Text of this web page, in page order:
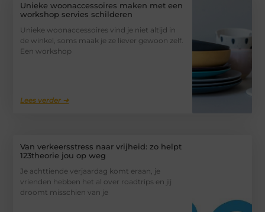
Unieke woonaccessoires maken met een
workshop servies schilderen
Unieke woonaccessoires vind je niet altijd in
de winkel, soms maak je ze liever gewoon zelf.
Een workshop
Lees verder ➜
Van verkeersstress naar vrijheid: zo helpt
123theorie jou op weg
Je achttiende verjaardag komt eraan, je
vrienden hebben het al over roadtrips en jij
droomt misschien van je